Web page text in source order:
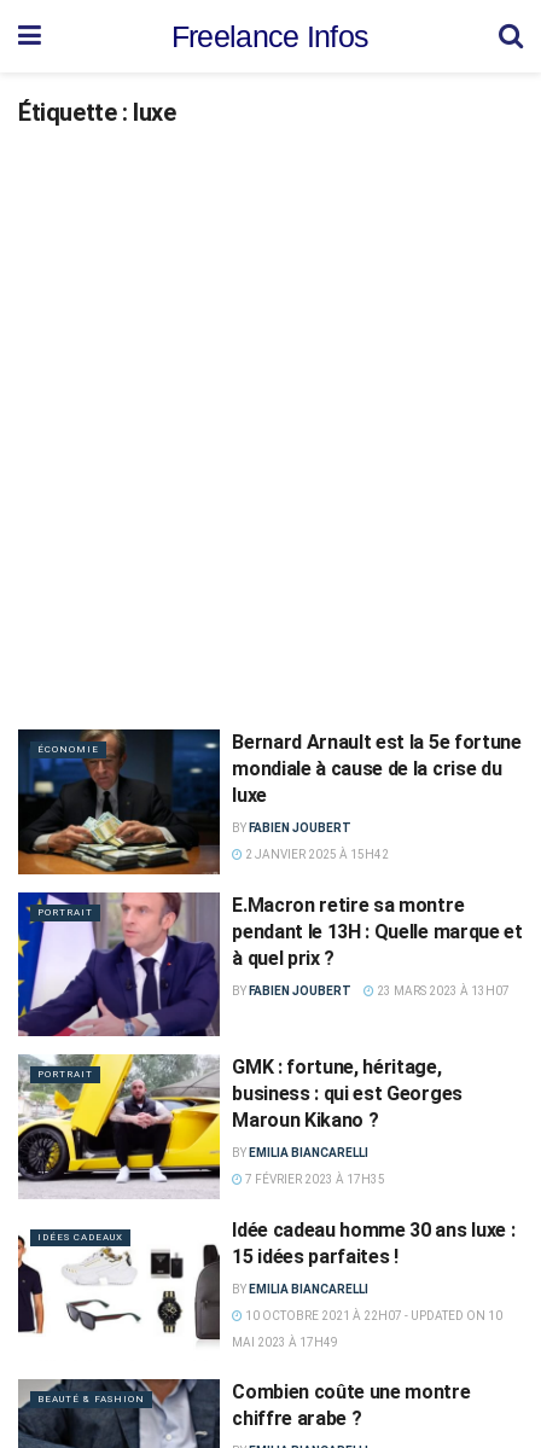
Freelance Infos
Étiquette : luxe
ÉCONOMIE
Bernard Arnault est la 5e fortune
mondiale à cause de la crise du
luxe
BY FABIEN JOUBERT
2 JANVIER 2025 À 15H42
PORTRAIT
E.Macron retire sa montre
pendant le 13H : Quelle marque et
à quel prix ?
BY FABIEN JOUBERT 23 MARS 2023 À 13H07
PORTRAIT
GMK : fortune, héritage,
business : qui est Georges
Maroun Kikano ?
BY EMILIA BIANCARELLI
7 FÉVRIER 2023 À 17H35
IDÉES CADEAUX
Idée cadeau homme 30 ans luxe :
15 idées parfaites !
BY EMILIA BIANCARELLI
10 OCTOBRE 2021 À 22H07 - UPDATED ON 10
MAI 2023 À 17H49
BEAUTÉ & FASHION
Combien coûte une montre
chiffre arabe ?